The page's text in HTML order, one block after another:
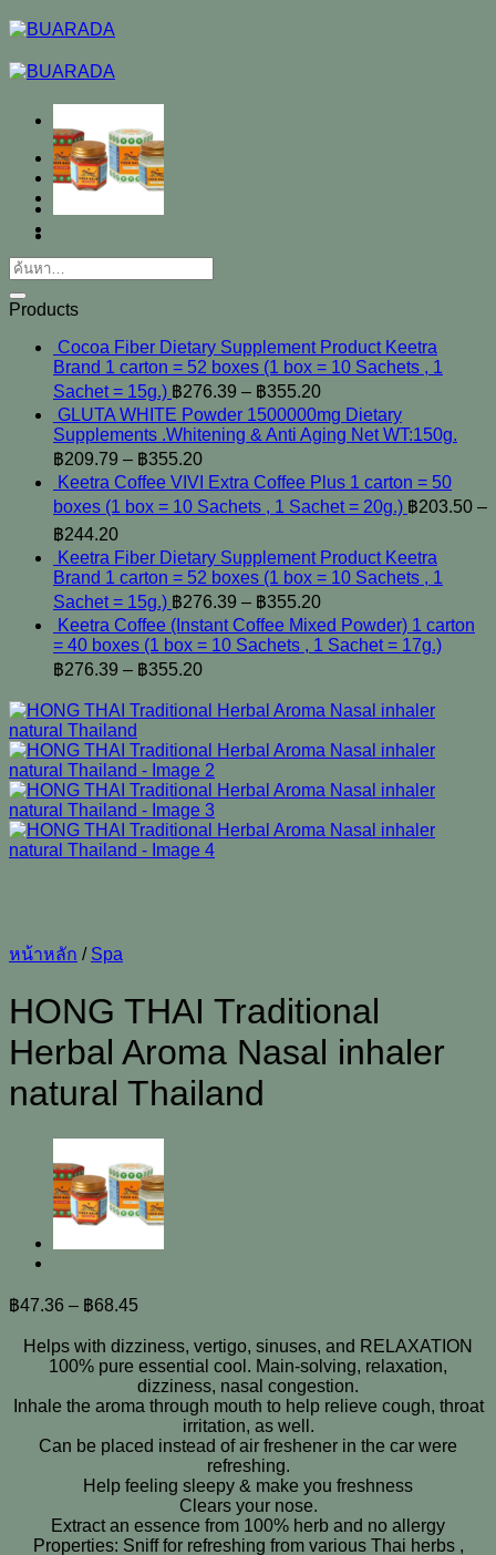
ข้าม
ยัง
เนื้อหา
Home
Shop
Contact
ค้นหา:
Products
Cocoa Fiber Dietary Supplement Product Keetra
Brand 1 carton = 52 boxes (1 box = 10 Sachets , 1
Sachet = 15g.) ฿276.39 – ฿355.20
GLUTA WHITE Powder 1500000mg Dietary
Supplements .Whitening & Anti Aging Net WT:150g.
฿209.79 – ฿355.20
Keetra Coffee VIVI Extra Coffee Plus 1 carton = 50
boxes (1 box = 10 Sachets , 1 Sachet = 20g.) ฿203.50 –
฿244.20
Keetra Fiber Dietary Supplement Product Keetra
Brand 1 carton = 52 boxes (1 box = 10 Sachets , 1
Sachet = 15g.) ฿276.39 – ฿355.20
Keetra Coffee (Instant Coffee Mixed Powder) 1 carton
= 40 boxes (1 box = 10 Sachets , 1 Sachet = 17g.)
฿276.39 – ฿355.20
หน้าหลัก / Spa
HONG THAI Traditional
Herbal Aroma Nasal inhaler
natural Thailand
฿47.36 – ฿68.45
Helps with dizziness, vertigo, sinuses, and RELAXATION
100% pure essential cool. Main-solving, relaxation,
dizziness, nasal congestion.
Inhale the aroma through mouth to help relieve cough, throat
irritation, as well.
Can be placed instead of air freshener in the car were
refreshing.
Help feeling sleepy & make you freshness
Clears your nose.
Extract an essence from 100% herb and no allergy
Properties: Sniff for refreshing from various Thai herbs ,